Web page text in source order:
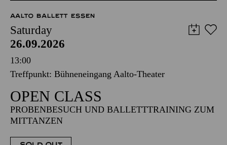
AALTO BALLETT ESSEN
Saturday
26.09.2026
13:00
Treffpunkt: Bühneneingang Aalto-Theater
OPEN CLASS
PROBENBESUCH UND BALLETTTRAINING ZUM
MITTANZEN